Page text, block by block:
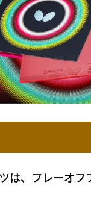
は、プレーオフ